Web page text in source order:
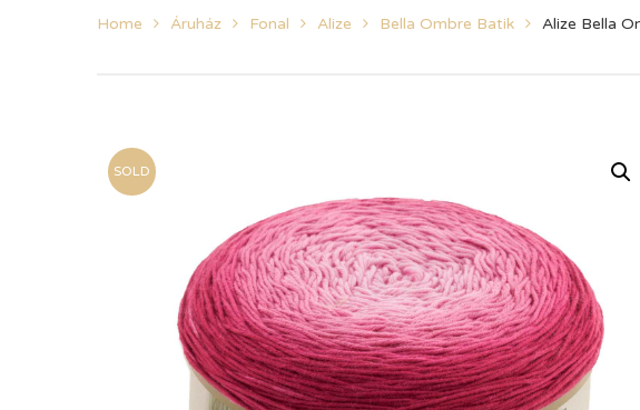
Home Áruház Fonal Alize Bella Ombre Batik Alize Bella
SOLD